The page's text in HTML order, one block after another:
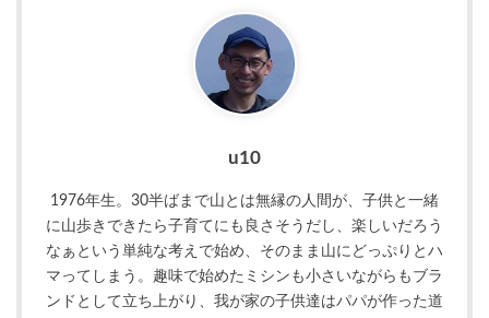
u10
1976年生。30半ばまで山とは無縁の人間が、子供と一緒
に山歩きできたら子育てにも良さそうだし、楽しいだろう
なぁという単純な考えで始め、そのまま山にどっぷりとハ
マってしまう。趣味で始めたミシンも小さいながらもブラ
ンドとして立ち上がり、我が家の子供達はパパが作った道